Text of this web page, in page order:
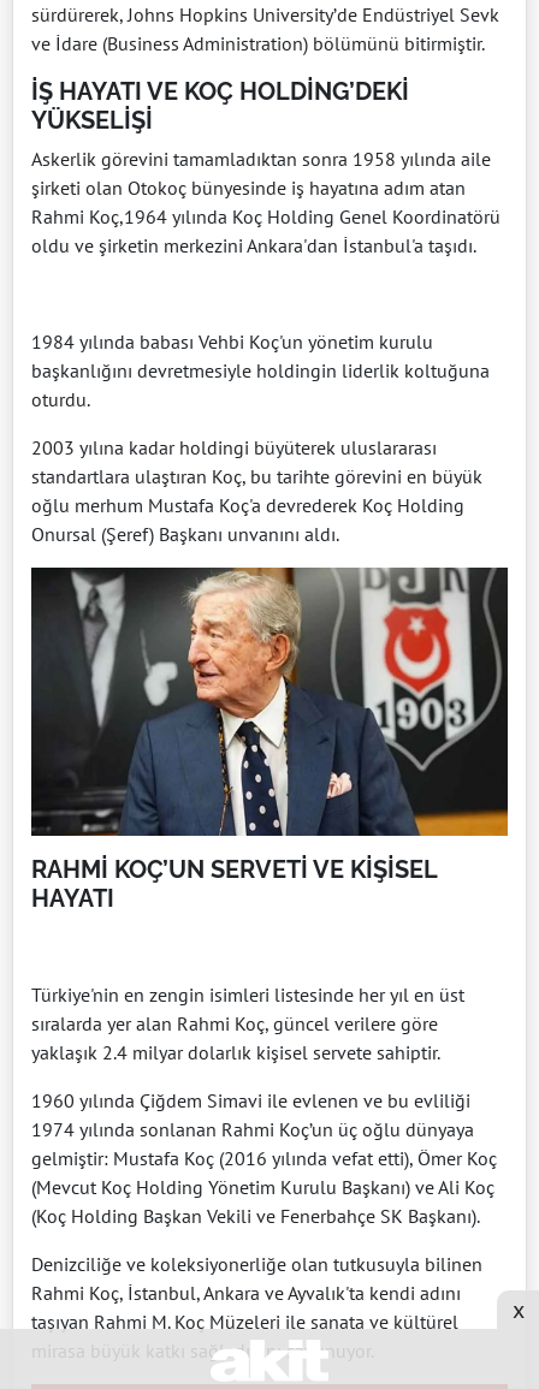
sürdürerek, Johns Hopkins University’de Endüstriyel Sevk
ve İdare (Business Administration) bölümünü bitirmiştir.
İŞ HAYATI VE KOÇ HOLDİNG’DEKİ
YÜKSELİŞİ
Askerlik görevini tamamladıktan sonra 1958 yılında aile
şirketi olan Otokoç bünyesinde iş hayatına adım atan
Rahmi Koç,1964 yılında Koç Holding Genel Koordinatörü
oldu ve şirketin merkezini Ankara'dan İstanbul'a taşıdı.
1984 yılında babası Vehbi Koç'un yönetim kurulu
başkanlığını devretmesiyle holdingin liderlik koltuğuna
oturdu.
2003 yılına kadar holdingi büyüterek uluslararası
standartlara ulaştıran Koç, bu tarihte görevini en büyük
oğlu merhum Mustafa Koç'a devrederek Koç Holding
Onursal (Şeref) Başkanı unvanını aldı.
RAHMİ KOÇ’UN SERVETİ VE KİŞİSEL
HAYATI
Türkiye'nin en zengin isimleri listesinde her yıl en üst
sıralarda yer alan Rahmi Koç, güncel verilere göre
yaklaşık 2.4 milyar dolarlık kişisel servete sahiptir.
1960 yılında Çiğdem Simavi ile evlenen ve bu evliliği
1974 yılında sonlanan Rahmi Koç’un üç oğlu dünyaya
gelmiştir: Mustafa Koç (2016 yılında vefat etti), Ömer Koç
(Mevcut Koç Holding Yönetim Kurulu Başkanı) ve Ali Koç
(Koç Holding Başkan Vekili ve Fenerbahçe SK Başkanı).
Denizciliğe ve koleksiyonerliğe olan tutkusuyla bilinen
Rahmi Koç, İstanbul, Ankara ve Ayvalık'ta kendi adını
taşıyan Rahmi M. Koç Müzeleri ile sanata ve kültürel
mirasa büyük katkı sağladığını savunuyor.
x